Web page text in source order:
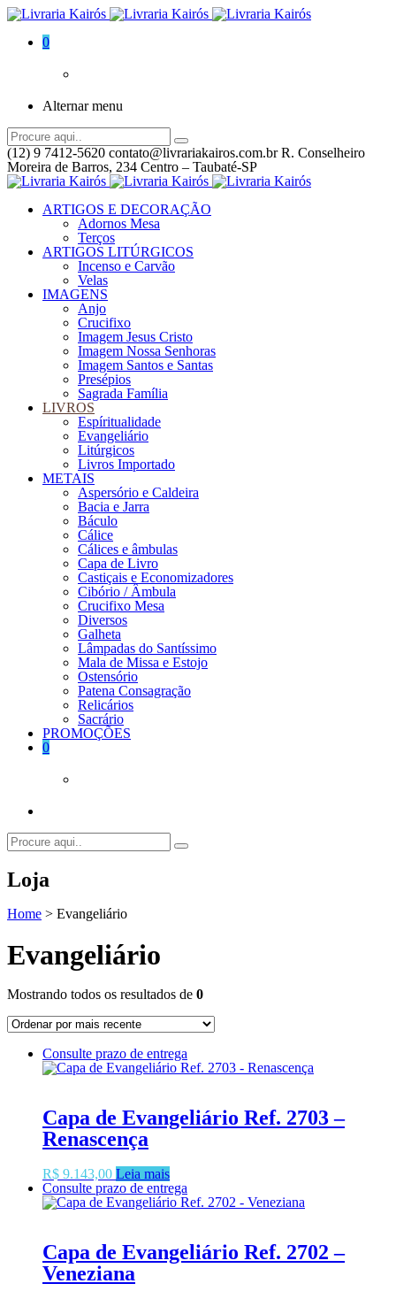
0
Alternar menu
(12) 9 7412-5620 contato@livrariakairos.com.brR. Conselheiro
Moreira de Barros, 234 Centro – Taubaté-SP
ARTIGOS E DECORAÇÃO
Adornos Mesa
Terços
ARTIGOS LITÚRGICOS
Incenso e Carvão
Velas
IMAGENS
Anjo
Crucifixo
Imagem Jesus Cristo
Imagem Nossa Senhoras
Imagem Santos e Santas
Presépios
Sagrada Família
LIVROS
Espíritualidade
Evangeliário
Litúrgicos
Livros Importado
METAIS
Aspersório e Caldeira
Bacia e Jarra
Báculo
Cálice
Cálices e âmbulas
Capa de Livro
Castiçais e Economizadores
Cibório / Âmbula
Crucifixo Mesa
Diversos
Galheta
Lâmpadas do Santíssimo
Mala de Missa e Estojo
Ostensório
Patena Consagração
Relicários
Sacrário
PROMOÇÕES
0
Loja
Home > Evangeliário
Evangeliário
Mostrando todos os resultados de 0
Consulte prazo de entrega
Capa de Evangeliário Ref. 2703 –
Renascença
R$ 9.143,00 Leia mais
Consulte prazo de entrega
Capa de Evangeliário Ref. 2702 –
Veneziana